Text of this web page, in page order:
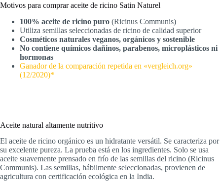
Motivos para comprar aceite de ricino Satin Naturel
100% aceite de ricino puro (Ricinus Communis)
Utiliza semillas seleccionadas de ricino de calidad superior
Cosméticos naturales veganos, orgánicos y sostenible
No contiene químicos dañinos, parabenos, microplásticos ni
hormonas
Ganador de la comparación repetida en «vergleich.org»
(12/2020)*
Aceite natural altamente nutritivo
El aceite de ricino orgánico es un hidratante versátil. Se caracteriza por
su excelente pureza. La prueba está en los ingredientes. Solo se usa
aceite suavemente prensado en frío de las semillas del ricino (Ricinus
Communis). Las semillas, hábilmente seleccionadas, provienen de
agricultura con certificación ecológica en la India.